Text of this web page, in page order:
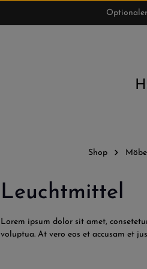
Shop
Leuchtmittel
Lorem ipsum dolor sit amet,
voluptua. At vero eos et accusam et